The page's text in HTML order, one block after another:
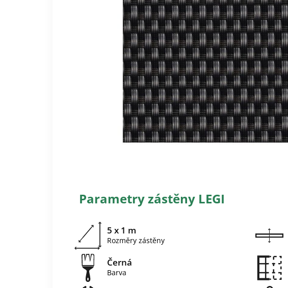
Parametry zástěny LEGI
5 x 1 m
Rozměry zástěny
Černá
Barva